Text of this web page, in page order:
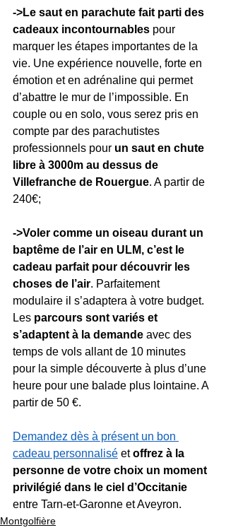
->Le saut en parachute fait parti des
cadeaux incontournables pour
marquer les étapes importantes de la
vie. Une expérience nouvelle, forte en
émotion et en adrénaline qui permet
d’abattre le mur de l’impossible. En
couple ou en solo, vous serez pris en
compte par des parachutistes
professionnels pour un saut en chute
libre à 3000m au dessus de
Villefranche de Rouergue. A partir de
240€;
->Voler comme un oiseau durant un
baptême de l’air en ULM, c’est le
cadeau parfait pour découvrir les
choses de l’air. Parfaitement
modulaire il s’adaptera à votre budget.
Les parcours sont variés et
s’adaptent à la demande avec des
temps de vols allant de 10 minutes
pour la simple découverte à plus d’une
heure pour une balade plus lointaine. A
partir de 50 €.
Demandez dès à présent un bon
cadeau personnalisé et offrez à la
personne de votre choix un moment
privilégié dans le ciel d’Occitanie
entre Tarn-et-Garonne et Aveyron.
Montgolfière